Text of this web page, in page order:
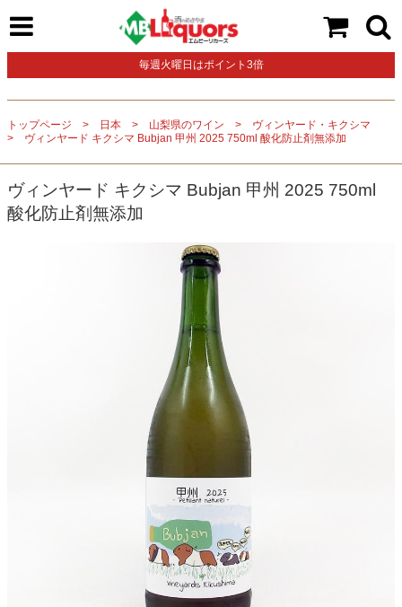
毎週火曜日はポイント3倍
トップページ 日本 山梨県のワイン
ヴィンヤード・キクシマ
ヴィンヤード キクシマ Bubjan 甲州 2025 750ml 酸化防止剤無添加
ヴィンヤード キクシマ Bubjan 甲州 2025 750ml
酸化防止剤無添加